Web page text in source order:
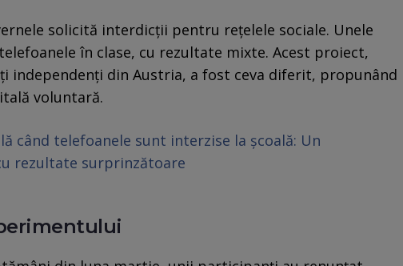
solicită interdicții pentru rețelele sociale. Unele
în clase, cu rezultate mixte. Acest proiect,
independenți din Austria, a fost ceva diferit, propunând
voluntară.
când telefoanele sunt interzise la școală: Un
rezultate surprinzătoare